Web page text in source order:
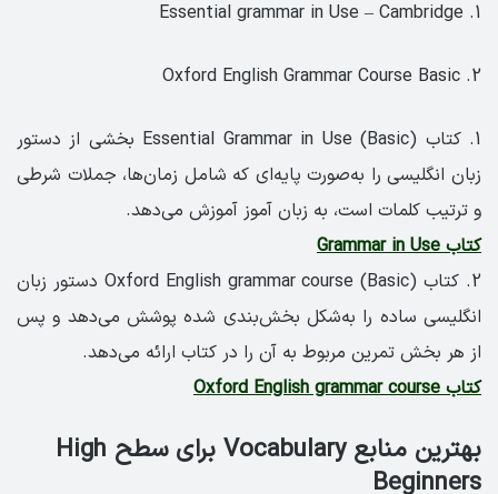
1. Essential grammar in Use – Cambridge
2. Oxford English Grammar Course Basic
1. کتاب Essential Grammar in Use (Basic) بخشی از دستور
زبان انگلیسی را به‌صورت پایه‌ای که شامل زمان‌ها، جملات شرطی
و ترتیب کلمات است، به زبان آموز آموزش می‌دهد.
کتاب Grammar in Use
2. کتاب Oxford English grammar course (Basic) دستور زبان
انگلیسی ساده را به‌شکل بخش‌بندی شده پوشش می‌دهد و پس
از هر بخش تمرین مربوط به آن را در کتاب ارائه می‌دهد.
کتاب Oxford English grammar course
بهترین منابع Vocabulary برای سطح High
Beginners